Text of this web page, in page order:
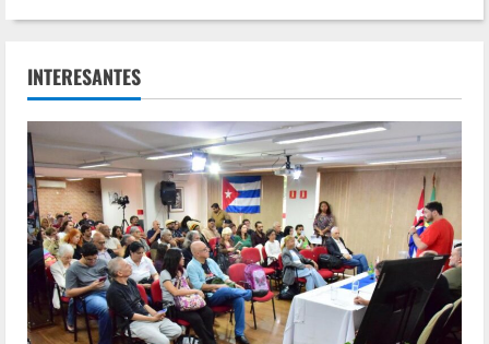
INTERESANTES